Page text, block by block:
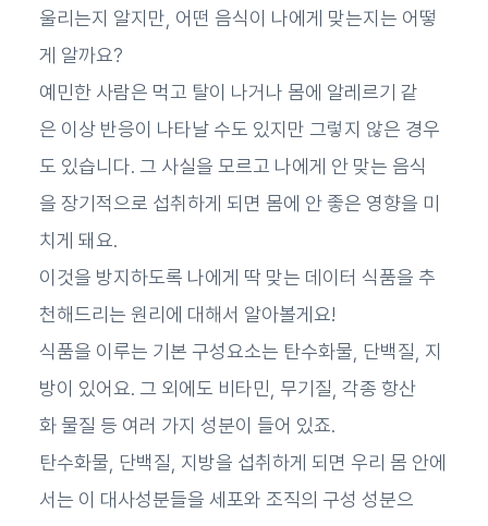
울리는지 알지만, 어떤 음식이 나에게 맞는지는 어떻
게 알까요?
예민한 사람은 먹고 탈이 나거나 몸에 알레르기 같
은 이상 반응이 나타날 수도 있지만 그렇지 않은 경우
도 있습니다. 그 사실을 모르고 나에게 안 맞는 음식
을 장기적으로 섭취하게 되면 몸에 안 좋은 영향을 미
치게 돼요.
이것을 방지하도록 나에게 딱 맞는 데이터 식품을 추
천해드리는 원리에 대해서 알아볼게요!
식품을 이루는 기본 구성요소는 탄수화물, 단백질, 지
방이 있어요. 그 외에도 비타민, 무기질, 각종 항산
화 물질 등 여러 가지 성분이 들어 있죠.
탄수화물, 단백질, 지방을 섭취하게 되면 우리 몸 안에
서는 이 대사성분들을 세포와 조직의 구성 성분으